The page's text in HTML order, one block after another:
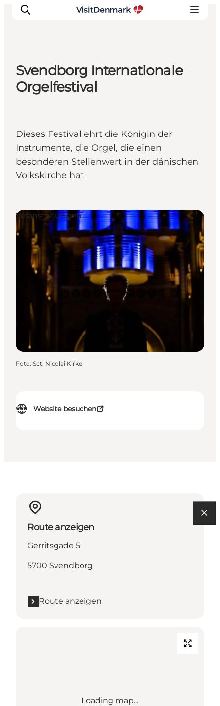
Inspiration
Regionen
Reiseplanung
Svendborg Internationale
Orgelfestival
Dieses Festival ehrt die Königin der
Instrumente, die Orgel, die einen
besonderen Stellenwert in der dänischen
Volkskirche hat
Website besuchen
Veranstaltungen
Foto: Sct. Nicolai Kirke
Route anzeigen
Gerritsgade 5
5700 Svendborg
Route anzeigen
Loading map...